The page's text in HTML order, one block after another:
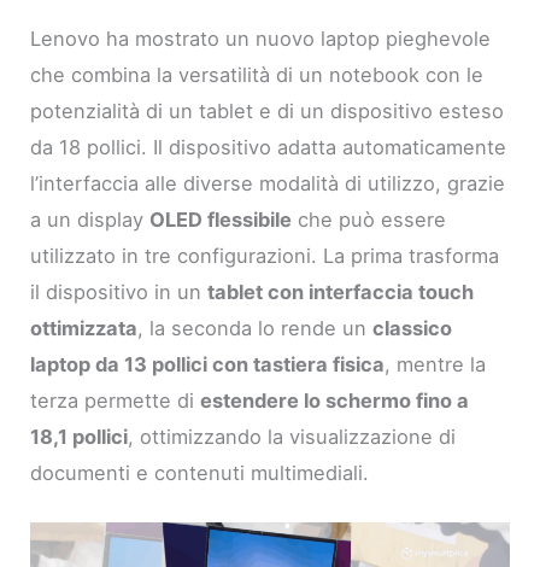
Lenovo ha mostrato un nuovo laptop pieghevole
che combina la versatilità di un notebook con le
potenzialità di un tablet e di un dispositivo esteso
da 18 pollici. Il dispositivo adatta automaticamente
l’interfaccia alle diverse modalità di utilizzo, grazie
a un display OLED flessibile che può essere
utilizzato in tre configurazioni. La prima trasforma
il dispositivo in untablet con interfaccia touch
ottimizzata, la seconda lo rende unclassico
laptop da 13 pollici con tastiera fisica, mentre la
terza permette diestendere lo schermo fino a
18,1 pollici, ottimizzando la visualizzazione di
documenti e contenuti multimediali.